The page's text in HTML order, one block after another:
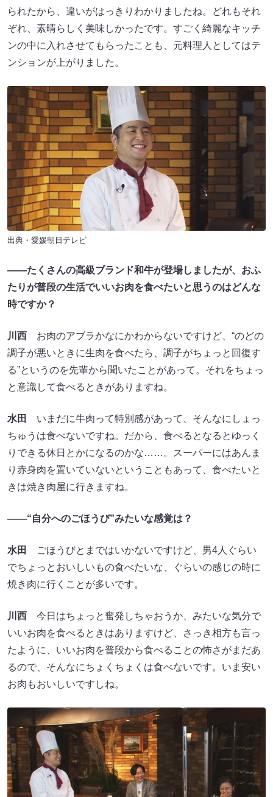
られたから、違いがはっきりわかりましたね。どれもそれ
ぞれ、素晴らしく美味しかったです。すごく綺麗なキッチ
ンの中に入れさせてもらったことも、元料理人としてはテ
ンションが上がりました。
出典・愛媛朝日テレビ
――たくさんの高級ブランド和牛が登場しましたが、おふ
たりが普段の生活でいいお肉を食べたいと思うのはどんな
時ですか？
川西 お肉のアブラかなにかわからないですけど、“のどの
調子が悪いときに生肉を食べたら、調子がちょっと回復す
る”というのを先輩から聞いたことがあって。それをちょっ
と意識して食べるときがありますね。
水田
いまだに牛肉って特別感があって、そんなにしょっ
ちゅうは食べないですね。だから、食べるとなるとゆっく
りできる休日とかになるのかな……。スーパーにはあんま
り赤身肉を置いていないということもあって、食べたいと
きは焼き肉屋に行きますね。
――“自分へのごほうび”みたいな感覚は？
水田
ごほうびとまではいかないですけど、男4人ぐらい
でちょっとおいしいもの食べたいな、ぐらいの感じの時に
焼き肉に行くことが多いです。
川西 今日はちょっと奮発しちゃおうか、みたいな気分で
いいお肉を食べるときはありますけど、さっき相方も言っ
たように、いいお肉を普段から食べることの怖さがまだあ
るので、そんなにちょくちょくは食べないです。いま安い
お肉もおいしいですしね。